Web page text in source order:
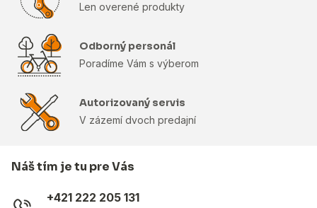
Len overené produkty
Odborný personál
Poradíme Vám s výberom
Autorizovaný servis
V zázemí dvoch predajní
Náš tím je tu pre Vás
+421 222 205 131